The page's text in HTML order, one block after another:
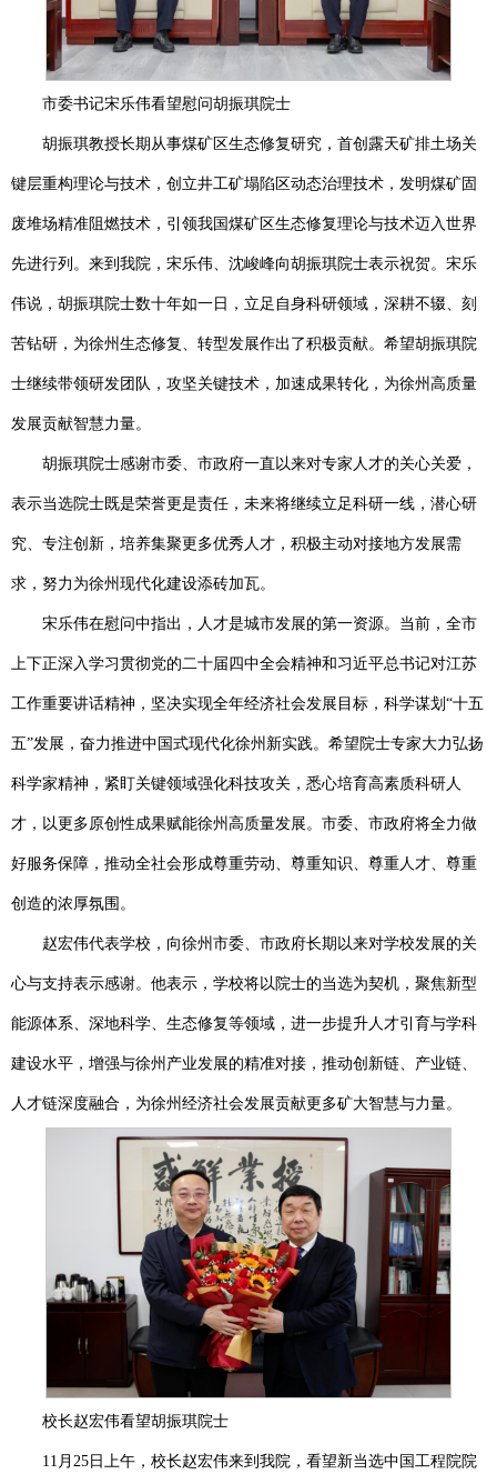
市委书记宋乐伟看望慰问胡振琪院士
胡振琪教授长期从事煤矿区生态修复研究，首创露天矿排土场关
键层重构理论与技术，创立井工矿塌陷区动态治理技术，发明煤矿固
废堆场精准阻燃技术，引领我国煤矿区生态修复理论与技术迈入世界
先进行列。来到我院，宋乐伟、沈峻峰向胡振琪院士表示祝贺。宋乐
伟说，胡振琪院士数十年如一日，立足自身科研领域，深耕不辍、刻
苦钻研，为徐州生态修复、转型发展作出了积极贡献。希望胡振琪院
士继续带领研发团队，攻坚关键技术，加速成果转化，为徐州高质量
发展贡献智慧力量。
胡振琪院士感谢市委、市政府一直以来对专家人才的关心关爱，
表示当选院士既是荣誉更是责任，未来将继续立足科研一线，潜心研
究、专注创新，培养集聚更多优秀人才，积极主动对接地方发展需
求，努力为徐州现代化建设添砖加瓦。
宋乐伟在慰问中指出，人才是城市发展的第一资源。当前，全市
上下正深入学习贯彻党的二十届四中全会精神和习近平总书记对江苏
工作重要讲话精神，坚决实现全年经济社会发展目标，科学谋划 “十五
五”发展，奋力推进中国式现代化徐州新实践。希望院士专家大力弘扬
科学家精神，紧盯关键领域强化科技攻关，悉心培育高素质科研人
才，以更多原创性成果赋能徐州高质量发展。市委、市政府将全力做
好服务保障，推动全社会形成尊重劳动、尊重知识、尊重人才、尊重
创造的浓厚氛围。
赵宏伟代表学校，向徐州市委、市政府长期以来对学校发展的关
心与支持表示感谢。他表示，学校将以院士的当选为契机，聚焦新型
能源体系、深地科学、生态修复等领域，进一步提升人才引育与学科
建设水平，增强与徐州产业发展的精准对接，推动创新链、产业链、
人才链深度融合，为徐州经济社会发展贡献更多矿大智慧与力量。
校长赵宏伟看望胡振琪院士
11 月 25 日上午，校长赵宏伟来到我院，看望新当选中国工程院院